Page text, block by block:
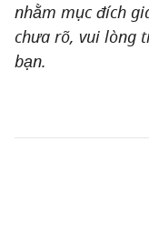
nhằm mục đích
chưa rõ, vui lòng
bạn.